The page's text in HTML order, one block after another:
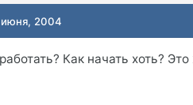
2004
работать? Как начать хоть?